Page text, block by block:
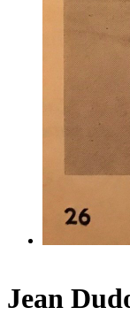
Jean